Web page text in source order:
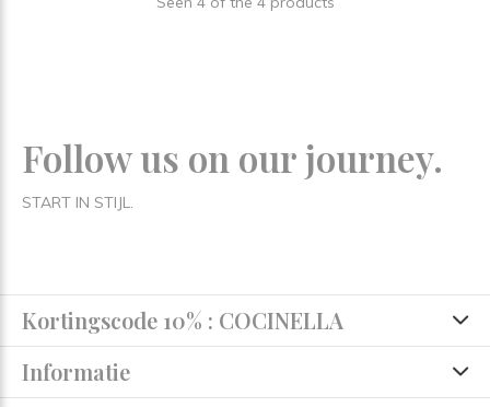
Follow us on our journey.
START IN STIJL.
Kortingscode 10% : COCINELLA
Informatie